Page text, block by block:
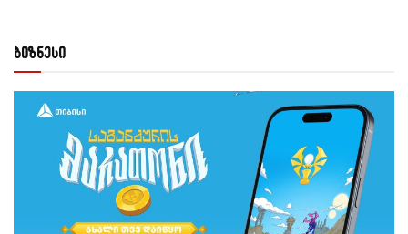
ბიზნესი